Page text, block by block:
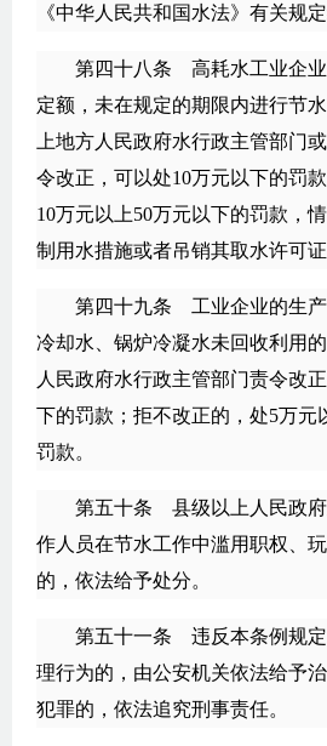
《中华人民共和国水法》有关规
第四十八条 高耗水工业企业
定额，未在规定的期限内进行节
上地方人民政府水行政主管部门
令改正，可以处10万元以下的罚
10万元以上50万元以下的罚款，
制用水措施或者吊销其取水许可证
第四十九条 工业企业的生产
冷却水、锅炉冷凝水未回收利用
人民政府水行政主管部门责令改
下的罚款；拒不改正的，处5万元
罚款。
第五十条 县级以上人民政府
作人员在节水工作中滥用职权、
的，依法给予处分。
第五十一条 违反本条例规定
理行为的，由公安机关依法给予
犯罪的，依法追究刑事责任。